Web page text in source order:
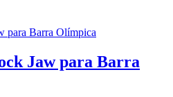
Jaw para Barra